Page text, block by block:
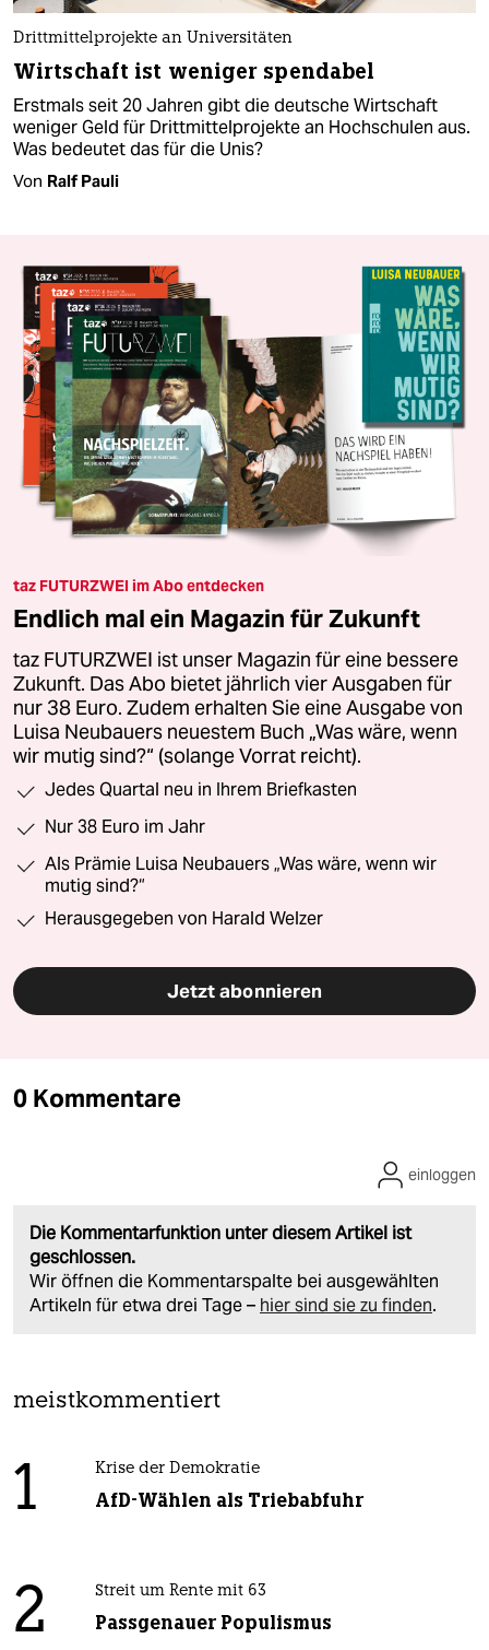
Drittmittelprojekte an Universitäten
Wirtschaft ist weniger spendabel
Erstmals seit 20 Jahren gibt die deutsche Wirtschaft
weniger Geld für Drittmittelprojekte an Hochschulen aus.
Was bedeutet das für die Unis?
Von Ralf Pauli
taz FUTURZWEI im Abo entdecken
Endlich mal ein Magazin für Zukunft
taz FUTURZWEI ist unser Magazin für eine bessere
Zukunft. Das Abo bietet jährlich vier Ausgaben für
nur 38 Euro. Zudem erhalten Sie eine Ausgabe von
Luisa Neubauers neuestem Buch „Was wäre, wenn
wir mutig sind?“ (solange Vorrat reicht).
Jedes Quartal neu in Ihrem Briefkasten
Nur 38 Euro im Jahr
Als Prämie Luisa Neubauers „Was wäre, wenn wir
mutig sind?“
Herausgegeben von Harald Welzer
Jetzt abonnieren
0 Kommentare
Die Kommentarfunktion unter diesem Artikel ist
geschlossen.
Wir öffnen die Kommentarspalte bei ausgewählten
Artikeln für etwa drei Tage – hier sind sie zu finden.
einloggen
meistkommentiert
1 Krise der Demokratie
AfD-Wählen als Triebabfuhr
2 Streit um Rente mit 63
Passgenauer Populismus